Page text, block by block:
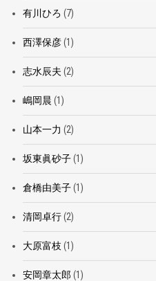
有川ひろ (7)
西澤保彦(1)
志水辰夫 (2)
嶋岡晨 (1)
山本一力 (2)
坂東眞砂子(1)
倉橋由美子(1)
清岡卓行(2)
大原富枝 (1)
安岡章太郎 (1)